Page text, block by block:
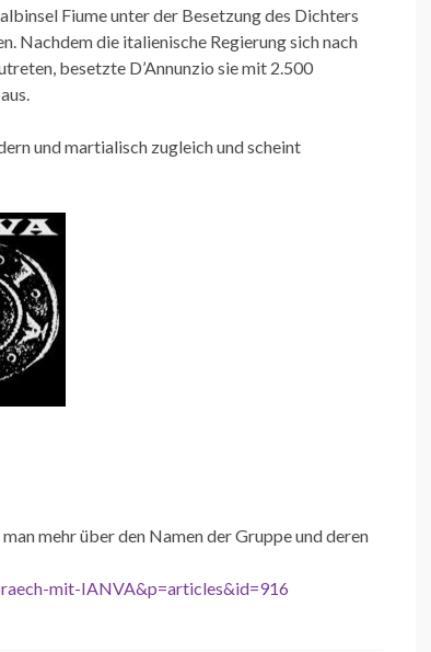
Fiume unter der Besetzung des Dichters
Nachdem die italienische Regierung sich nach
besetzte D’Annunzio sie mit 2.500
und martialisch zugleich und scheint
mehr über den Namen der Gruppe und deren
mit-IANVA&p=articles&id=916